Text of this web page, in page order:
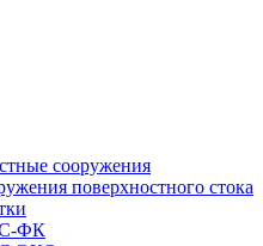
сооружения
поверхностного стока
ФК